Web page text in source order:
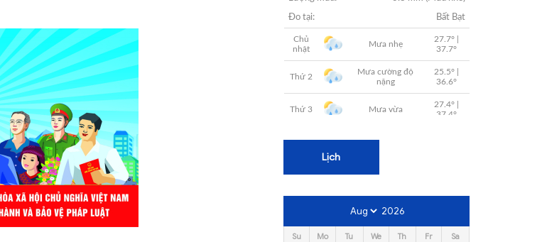
Lịch
2026
Su Mo Tu We Th Fr Sa